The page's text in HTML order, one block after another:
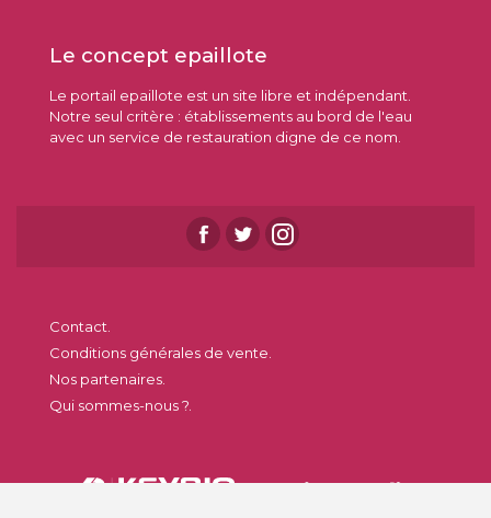
Le concept epaillote
Le portail epaillote est un site libre et indépendant.
Notre seul critère : établissements au bord de l'eau
avec un service de restauration digne de ce nom.
Contact.
Conditions générales de vente.
Nos partenaires.
Qui sommes-nous ?.